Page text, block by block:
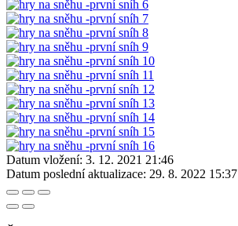
Datum vložení: 3. 12. 2021 21:46
Datum poslední aktualizace: 29. 8. 2022 15:37